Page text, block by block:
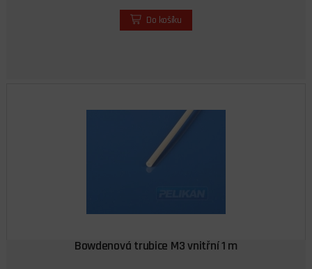
Do košíku
Bowdenová trubice M3 vnitřní 1 m